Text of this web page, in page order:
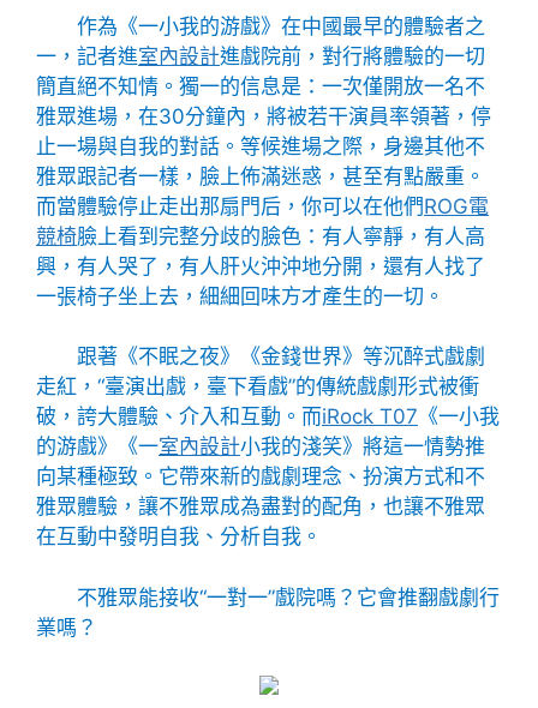
作為《一小我的游戲》在中國最早的體驗者之
一，記者進室內設計進戲院前，對行將體驗的一切
簡直絕不知情。獨一的信息是：一次僅開放一名不
雅眾進場，在30分鐘內，將被若干演員率領著，停
止一場與自我的對話。等候進場之際，身邊其他不
雅眾跟記者一樣，臉上佈滿迷惑，甚至有點嚴重。
而當體驗停止走出那扇門后，你可以在他們ROG電
競椅臉上看到完整分歧的臉色：有人寧靜，有人高
興，有人哭了，有人肝火沖沖地分開，還有人找了
一張椅子坐上去，細細回味方才產生的一切。
跟著《不眠之夜》《金錢世界》等沉醉式戲劇
走紅，“臺演出戲，臺下看戲”的傳統戲劇形式被衝
破，誇大體驗、介入和互動。而iRock T07 《一小我
的游戲》《一室內設計小我的淺笑》將這一情勢推
向某種極致。它帶來新的戲劇理念、扮演方式和不
雅眾體驗，讓不雅眾成為盡對的配角，也讓不雅眾
在互動中發明自我、分析自我。
不雅眾能接收“一對一”戲院嗎？它會推翻戲劇行
業嗎？